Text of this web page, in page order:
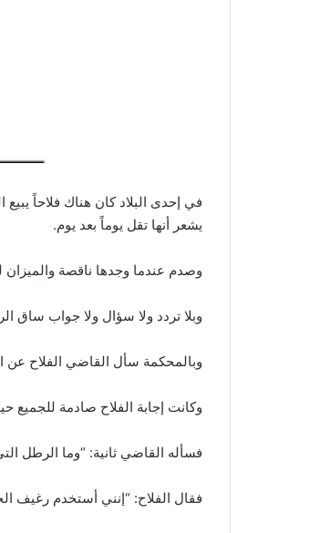
في إحدى البلاد كان هناك فلاحاً
يشعر أنها تقل يوماً بعد يوم.
وصدم عندما وجدها ناقصة والميزان
وبلا تردد ولا سؤال ولا جواب ساق
وبالمحكمة سأل القاضي الفلاح عن
وكانت إجابة الفلاح صادمة للجميع
فسأله القاضي ثانية: “وما الرطل
فقال الفلاح: “إنني أستخدم رغيف